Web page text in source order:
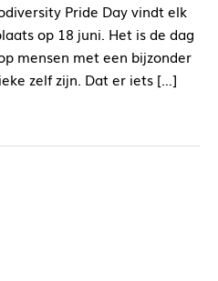
Pride Day vindt elk
op 18 juni. Het is de dag
mensen met een bijzonder
zelf zijn. Dat er iets […]